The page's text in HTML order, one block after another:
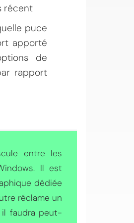
récent
puce
apporté
de
rapport
entre les
Il est
dédiée
réclame un
faudra peut-